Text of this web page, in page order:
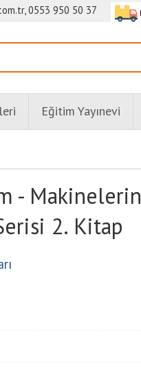
0553 950 50 37
Eğitim Yayınevi
- Makinelerin
2. Kitap